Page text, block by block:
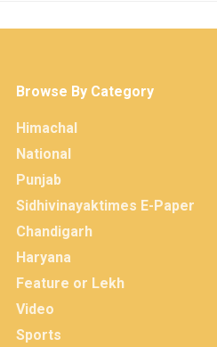
Browse By Category
Himachal
National
Punjab
Sidhivinayaktimes E-Paper
Chandigarh
Haryana
Feature or Lekh
Video
Sports